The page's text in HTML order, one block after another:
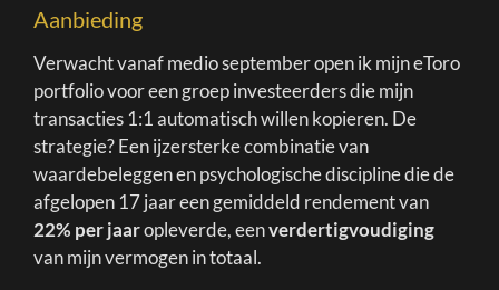
Aanbieding
Verwacht vanaf medio september open ik mijn eToro
portfolio voor een groep investeerders die mijn
transacties 1:1 automatisch willen kopieren. De
strategie? Een ijzersterke combinatie van
waardebeleggen en psychologische discipline die de
afgelopen 17 jaar een gemiddeld rendement van
22% per jaaropleverde, eenverdertigvoudiging
van mijn vermogen in totaal.